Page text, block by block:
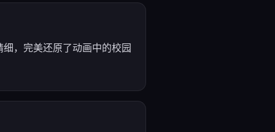
，完美还原了动画中的校园